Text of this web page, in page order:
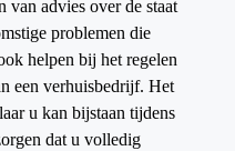
van advies over de staat
problemen die
helpen bij het regelen
een verhuisbedrijf. Het
u kan bijstaan tijdens
dat u volledig